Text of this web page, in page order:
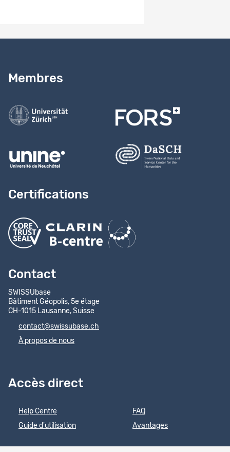
Membres
Certifications
Contact
SWISSUbase
Bâtiment Géopolis, 5e étage
CH-1015 Lausanne, Suisse
contact@swissubase.ch
À propos de nous
Accès direct
Help Centre
Guide d'utilisation
FAQ
Avantages